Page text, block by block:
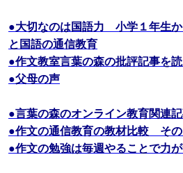
●大切なのは国語力 小学１年生
と国語の通信教育
●作文教室言葉の森の批評記事を
●父母の声
●言葉の森のオンライン教育関連
●作文の通信教育の教材比較 その
●作文の勉強は毎週やることで力が